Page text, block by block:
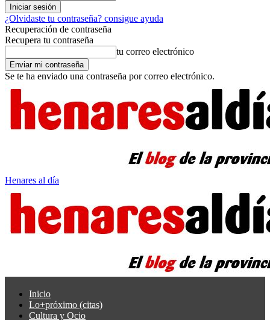
¿Olvidaste tu contraseña? consigue ayuda
Recuperación de contraseña
Recupera tu contraseña
tu correo electrónico
Se te ha enviado una contraseña por correo electrónico.
Henares al día
Inicio
Lo+próximo (citas)
Cultura y Ocio